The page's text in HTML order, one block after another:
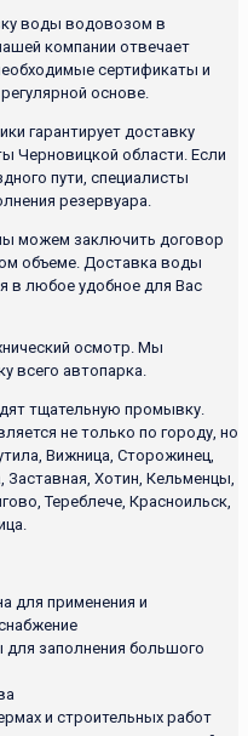
воды водовозом в
компании отвечает
сертификаты и
основе.
гарантирует доставку
Черновицкой области. Если
пути, специалисты
резервуара.
можем заключить договор
объеме. Доставка воды
в любое удобное для Вас
осмотр. Мы
всего автопарка.
тщательную промывку.
не только по городу, но
Вижница, Сторожинец,
Заставная, Хотин, Кельменцы,
Тереблече, Красноильск,
для применения и
заполнения большого
и строительных работ